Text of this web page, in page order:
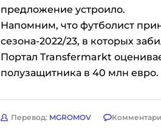
предложение устроило.
Напомним, что футболист
сезона-2022/23, в которых
Портал Transfermarkt
полузащитника в 40 млн евро.
Перевод: MGROMOV